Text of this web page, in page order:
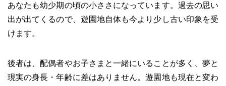
あなたも幼少期の頃の小ささになっています。過去の思い
出が出てくるので、遊園地自体も今より少し古い印象を受
けます。
後者は、配偶者やお子さまと一緒にいることが多く、夢と
現実の身長・年齢に差はありません。遊園地も現在と変わ